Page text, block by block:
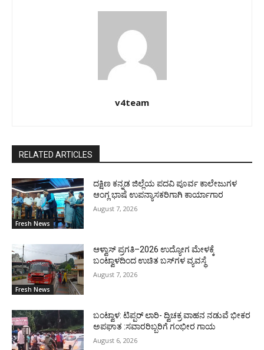
v4team
RELATED ARTICLES
Fresh News
ದಕ್ಷಿಣ ಕನ್ನಡ ಜಿಲ್ಲೆಯ ಪದವಿ ಪೂರ್ವ ಕಾಲೇಜುಗಳ
ಆಂಗ್ಲ ಭಾಷೆ ಉಪನ್ಯಾಸಕರಿಗಾಗಿ ಕಾರ್ಯಾಗಾರ
August 7, 2026
Fresh News
ಆಳ್ವಾಸ್ ಪ್ರಗತಿ–2026 ಉದ್ಯೋಗ ಮೇಳಕ್ಕೆ
ಬಂಟ್ವಾಳದಿಂದ ಉಚಿತ ಬಸ್‌ಗಳ ವ್ಯವಸ್ಥೆ
August 7, 2026
ಬಂಟ್ವಾಳ: ಟಿಪ್ಪರ್ ಲಾರಿ- ದ್ವಿಚಕ್ರ ವಾಹನ ನಡುವೆ ಭೀಕರ
ಅಪಘಾತ :ಸವಾರರಿಬ್ಬರಿಗೆ ಗಂಭೀರ ಗಾಯ
August 6, 2026